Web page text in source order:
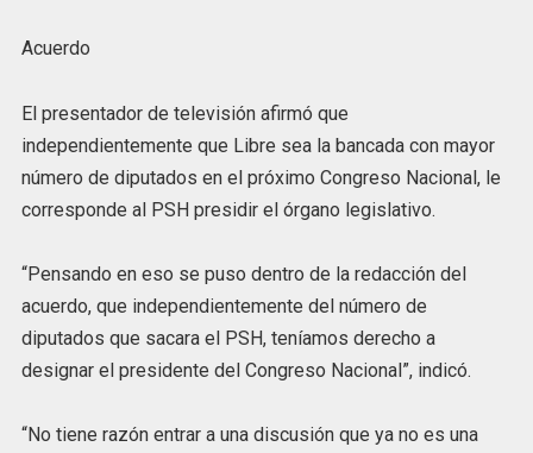
Acuerdo
El presentador de televisión afirmó que
independientemente que Libre sea la bancada con mayor
número de diputados en el próximo Congreso Nacional, le
corresponde al PSH presidir el órgano legislativo.
“Pensando en eso se puso dentro de la redacción del
acuerdo, que independientemente del número de
diputados que sacara el PSH, teníamos derecho a
designar el presidente del Congreso Nacional”, indicó.
“No tiene razón entrar a una discusión que ya no es una